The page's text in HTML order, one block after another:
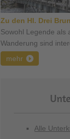
Zu den Hl. Drei
Sowohl Legende als
Wanderung sind
mehr
Alle